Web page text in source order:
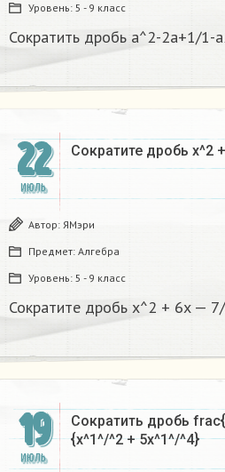
Уровень: 5 - 9 класс
Сократить дробь a^2-2a+1/1-
22
ИЮЛЬ
Сократите дробь x^2
Автор: ЯМэри
Предмет: Алгебра
Уровень: 5 - 9 класс
Сократите дробь x^2 + 6x —
19
ИЮЛЬ
Сократить дробь
{x^1^/^2 + 5x^1^/^4}